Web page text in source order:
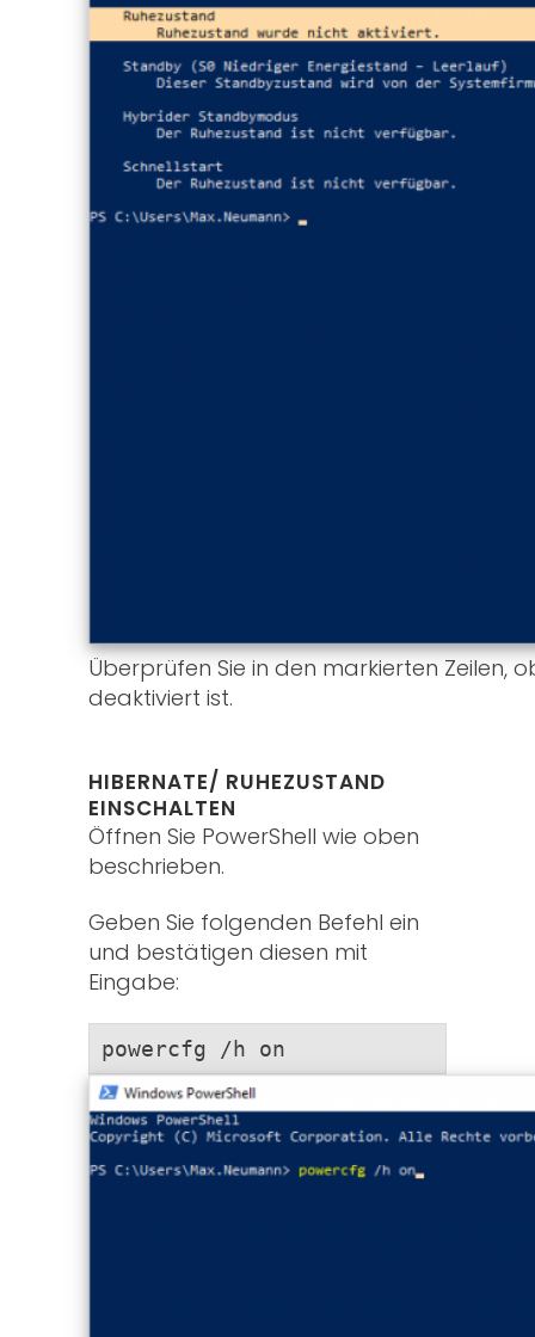
Überprüfen Sie in den markierten Zeilen,
deaktiviert ist.
HIBERNATE/ RUHEZUSTAND
EINSCHALTEN
Öffnen Sie PowerShell wie oben
beschrieben.
Geben Sie folgenden Befehl ein
und bestätigen diesen mit
Eingabe:
powercfg /h on